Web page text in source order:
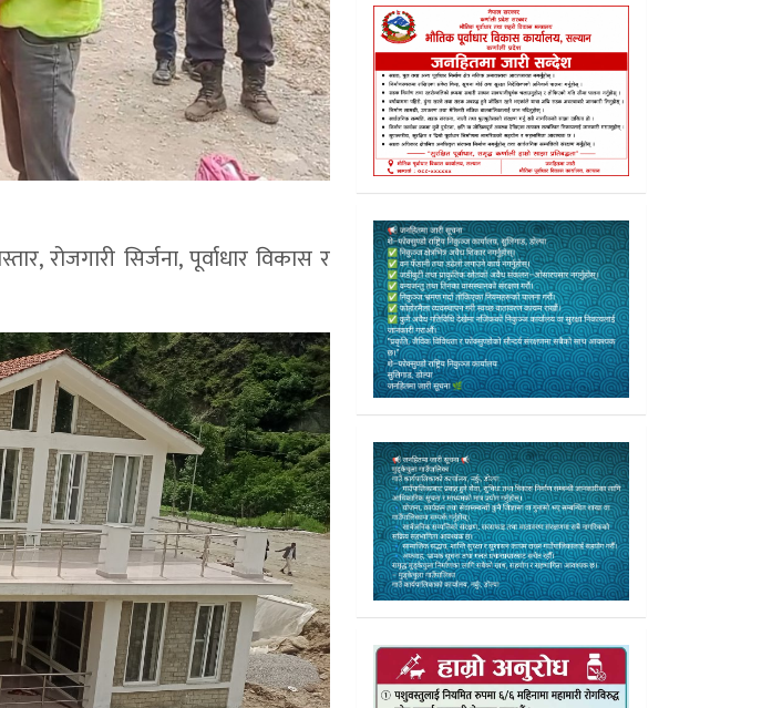
रोजगारी सिर्जना, पूर्वाधार विकास र